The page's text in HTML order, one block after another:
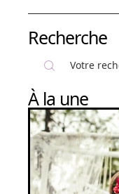
Recherche
À la une